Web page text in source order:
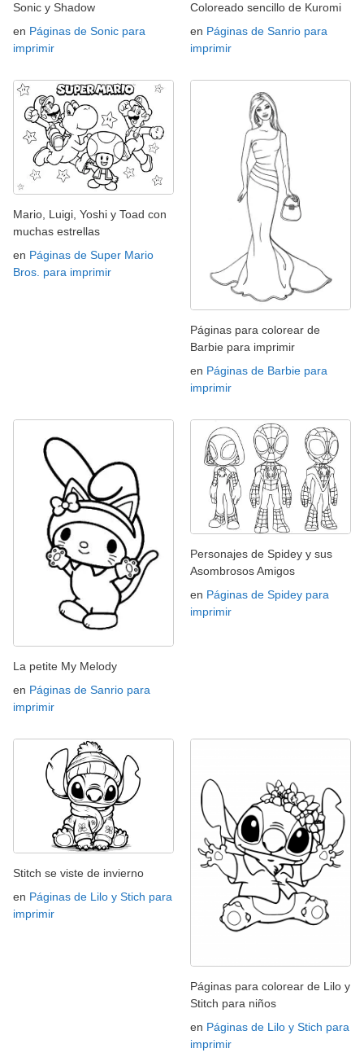
Sonic y Shadow
en Páginas de Sonic para
imprimir
Coloreado sencillo de Kuromi
en Páginas de Sanrio para
imprimir
Mario, Luigi, Yoshi y Toad con
muchas estrellas
en Páginas de Super Mario
Bros. para imprimir
Páginas para colorear de
Barbie para imprimir
en Páginas de Barbie para
imprimir
La petite My Melody
en Páginas de Sanrio para
imprimir
Personajes de Spidey y sus
Asombrosos Amigos
en Páginas de Spidey para
imprimir
Stitch se viste de invierno
en Páginas de Lilo y Stich para
imprimir
Páginas para colorear de Lilo y
Stitch para niños
en Páginas de Lilo y Stich para
imprimir